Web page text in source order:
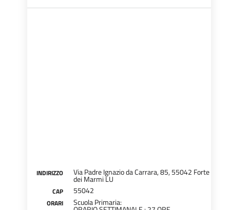
INDIRIZZO Via Padre Ignazio da Carrara, 85, 55042 Forte
dei Marmi LU
CAP 55042
ORARI Scuola Primaria: